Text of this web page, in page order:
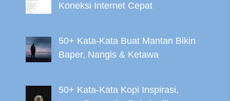
Koneksi Internet Cepat
50+ Kata-Kata Buat Mantan Bikin
Baper, Nangis & Ketawa
50+ Kata-Kata Kopi Inspirasi,